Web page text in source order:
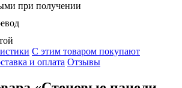
при получении
С этим товаром покупают
и оплата Отзывы